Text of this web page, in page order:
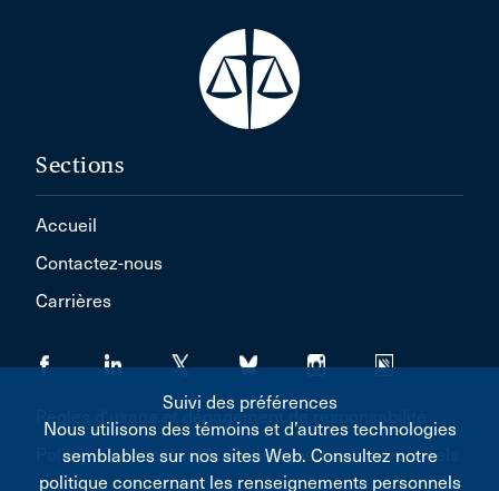
Sections
Accueil
Contactez-nous
Carrières
Règles d'usage et dégagement de responsabilité
Politique concernant les renseignements personnels
Suivi des préférences
Nous utilisons des témoins et d’autres technologies
semblables sur nos sites Web. Consultez notre
politique concernant les renseignements personnels